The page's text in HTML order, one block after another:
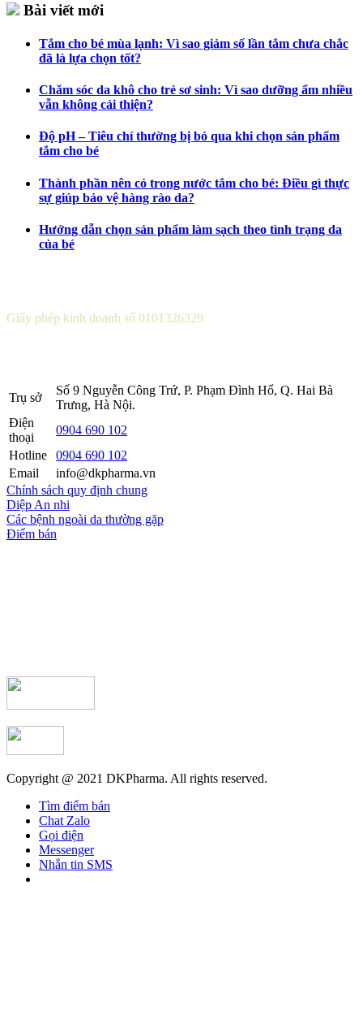
Bài viết mới
Tắm cho bé mùa lạnh: Vì sao giảm số lần tắm chưa chắc
đã là lựa chọn tốt?
Chăm sóc da khô cho trẻ sơ sinh: Vì sao dưỡng ẩm nhiều
vẫn không cải thiện?
Độ pH – Tiêu chí thường bị bỏ qua khi chọn sản phẩm
tắm cho bé
Thành phần nên có trong nước tắm cho bé: Điều gì thực
sự giúp bảo vệ hàng rào da?
Hướng dẫn chọn sản phẩm làm sạch theo tình trạng da
của bé
Giấy phép kinh doanh số 0101326329
Trụ sở
Số 9 Nguyễn Công Trứ, P. Phạm Đình Hổ, Q. Hai Bà
Trưng, Hà Nội.
Điện
thoại
0904 690 102
Hotline
0904 690 102
Email
info@dkpharma.vn
Chính sách quy định chung
Diệp An nhi
Các bệnh ngoài da thường gặp
Điểm bán
Copyright @ 2021 DKPharma. All rights reserved.
Tìm điểm bán
Chat Zalo
Gọi điện
Messenger
Nhắn tin SMS